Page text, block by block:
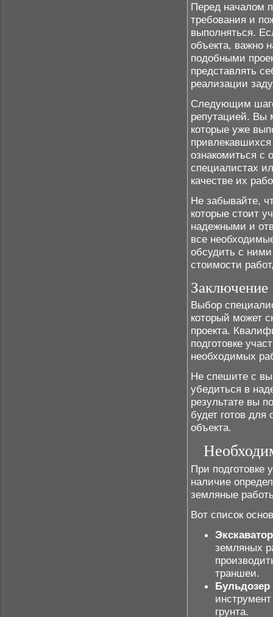
Перед началом
требования и
выполняться.
объекта, важно
подобными
представлять
реализации
Следующим
репутацией. Вы
которые уже
ознакомиться с
специалистах
качестве их
Не забывайте,
которые стоит
надежными и
все
обсудить с
стоимости
Заключение
Выбор
который может
проекта.
подготовке
необходимых
Не спешите с
убедиться в
результате вы
будет готов для
объекта.
При подготовке
наличие
земляные
Вот список
Экскаватор
земляных
траншеи.
Бульдозер
грунта.